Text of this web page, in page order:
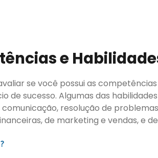
e
se você possui as
de sucesso. Algumas das
resolução de
de marketing e vendas, e